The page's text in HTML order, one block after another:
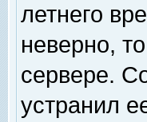
летнего
неверно,
сервере.
устранил